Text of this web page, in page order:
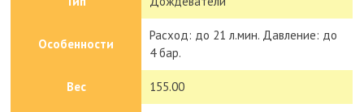
Особенности
Расход: до 21 л.мин. Давление: до
4 бар.
Вес 155.00